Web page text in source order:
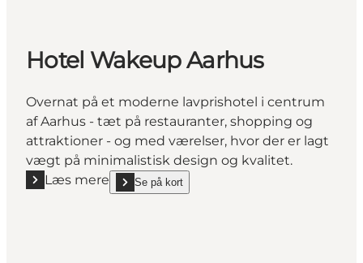
Hotel Wakeup Aarhus
Overnat på et moderne lavprishotel i centrum
af Aarhus - tæt på restauranter, shopping og
attraktioner - og med værelser, hvor der er lagt
vægt på minimalistisk design og kvalitet.
Læs mere
Læs mere "Hotel Wakeup Aarhus"
Se på kort
show Hotel Wakeup Aarhus on_map